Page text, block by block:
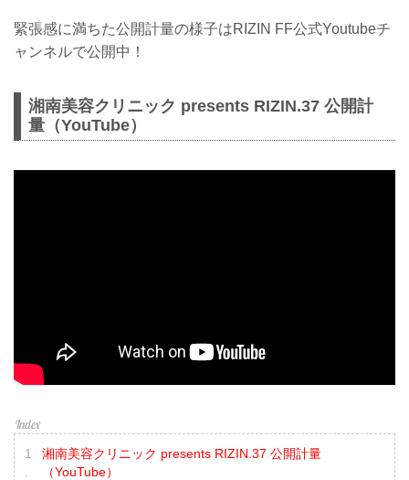
緊張感に満ちた公開計量の様子はRIZIN FF公式Youtubeチ
ャンネルで公開中！
湘南美容クリニック presents RIZIN.37 公開計
量（YouTube）
湘南美容クリニック presents RIZIN.37 公開計量
（YouTube）